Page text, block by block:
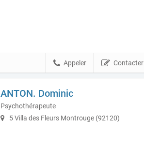
Contacter
Appeler
ANTON. Dominic
Psychothérapeute
5 Villa des Fleurs Montrouge (92120)